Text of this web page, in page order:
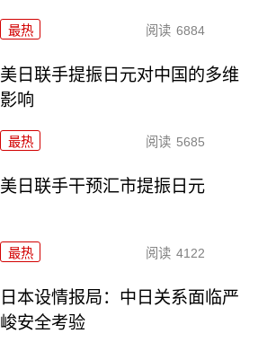
最热 阅读 6884
美日联手提振日元对中国的多维
影响
最热 阅读 5685
美日联手干预汇市提振日元
最热 阅读 4122
日本设情报局：中日关系面临严
峻安全考验